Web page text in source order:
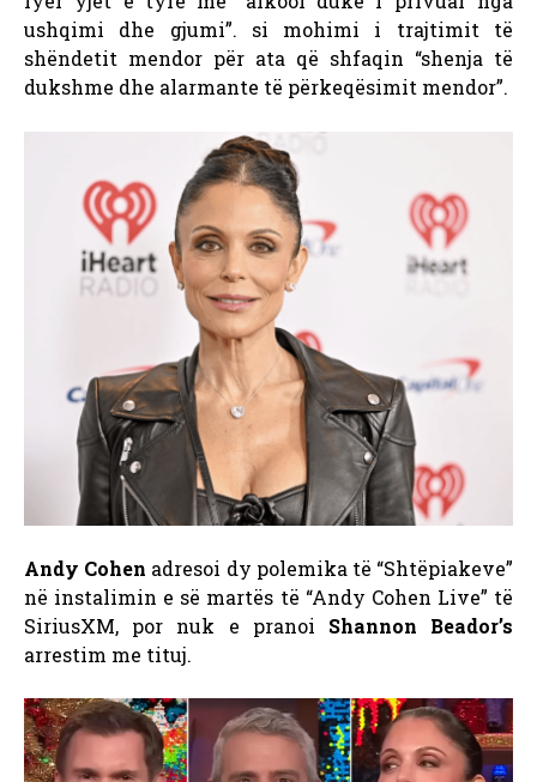
ushqimi dhe gjumi”. si mohimi i trajtimit të
shëndetit mendor për ata që shfaqin “shenja të
dukshme dhe alarmante të përkeqësimit mendor”.
Andy Cohen adresoi dy polemika të “Shtëpiakeve”
në instalimin e së martës të “Andy Cohen Live” të
SiriusXM, por nuk e pranoi Shannon Beador’s
arrestim me tituj.